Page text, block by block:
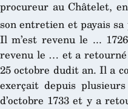
procureur au Châtelet,
son entretien et payais
Il m’est revenu le ...
revenu le … et a retourné
25 octobre dudit an. Il a
exerçait depuis
d’octobre 1733 et y a